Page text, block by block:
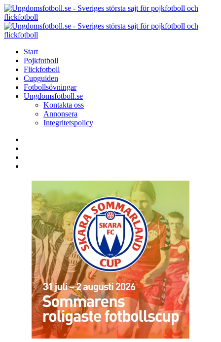
Menu
Search
Menu
Start
Pojkfotboll
Flickfotboll
Cupguiden
Fotbollsövningar
Ungdomsfotboll.se
Kontakta oss
Annonsera
Integritetspolicy